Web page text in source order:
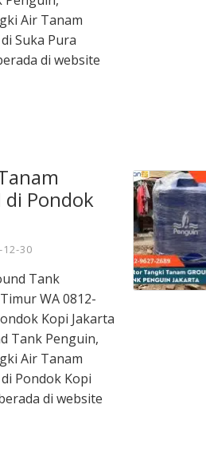
Air Tanam
Suka Pura
di website
di Pondok
30
Tank
WA 0812-
Kopi Jakarta
Tank Penguin,
Air Tanam
Pondok Kopi
di website